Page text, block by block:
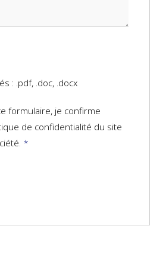
: .pdf, .doc, .docx
formulaire, je confirme
de confidentialité du site
*